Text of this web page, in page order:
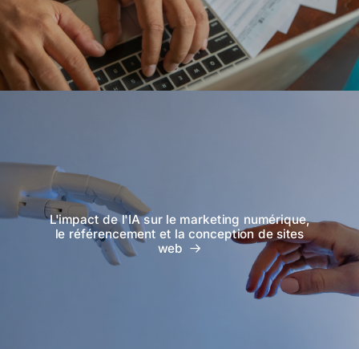
L'impact de l'IA sur le marketing numérique,
le référencement et la conception de sites
web